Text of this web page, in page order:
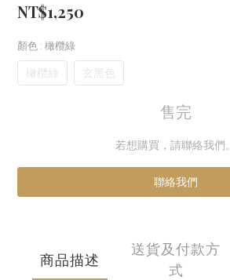
NT$1,250
顏色 : 橄欖綠
橄欖綠 玄黑色
售完
若想購買，請聯絡我們。
聯絡我們
商品描述
送貨及付款方
式